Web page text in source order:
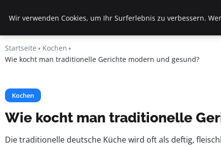
Fds
Startseite
Kochen
Wie kocht man traditionelle Gerichte modern und gesund?
Kochen
Wie kocht man traditionelle
Die traditionelle deutsche Küche wird oft als deftig,
Wir verwenden Cookies, um Ihr Surferlebnis zu verbessern.